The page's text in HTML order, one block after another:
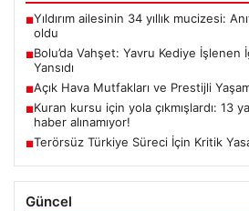
■Yıldırım ailesinin 34 yıllık mucizesi:
oldu
■Bolu’da Vahşet: Yavru Kediye İşlenen
Yansıdı
■Açık Hava Mutfakları ve Prestijli
■Kuran kursu için yola çıkmışlardı: 13
haber alınamıyor!
■Terörsüz Türkiye Süreci İçin Kritik
Güncel